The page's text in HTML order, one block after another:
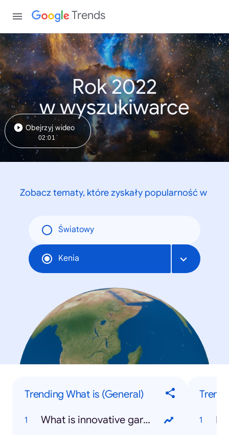
Trends
Rok 2022
w wyszukiwarce
Obejrzyj wideo
02:01
Zobacz tematy, które zyskały popularność w
Światowy
Kenia
Trending What is (General)
What is innovative gardening?